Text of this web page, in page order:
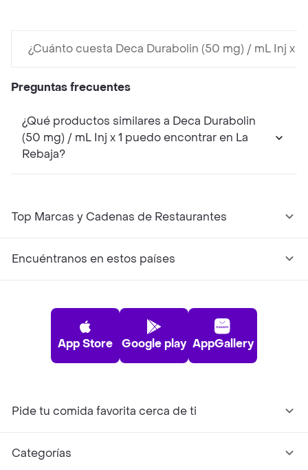
¿Cuánto cuesta Deca Durabolin (50 mg) / mL Inj x 1?
Preguntas frecuentes
¿Qué productos similares a Deca Durabolin
(50 mg) / mL Inj x 1 puedo encontrar en La
Rebaja?
Top Marcas y Cadenas de Restaurantes
Encuéntranos en estos países
App Store Google play AppGallery
Pide tu comida favorita cerca de ti
Categorías